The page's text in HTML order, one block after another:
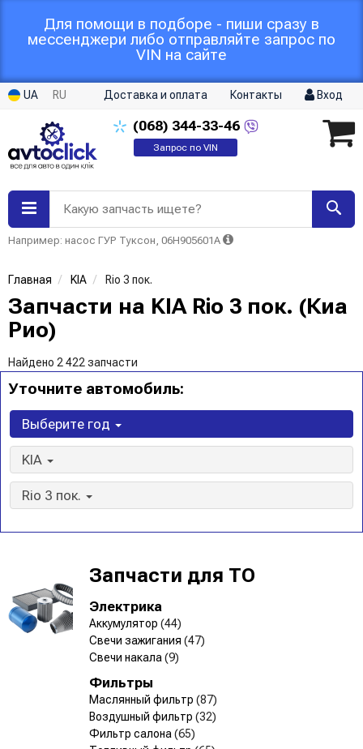
Для помощи в подборе - пиши сразу в
мессенджери либо отправляйте запрос по
VIN на сайте
UA RU Доставка и оплата Контакты Вход
(068) 344-33-46
Запрос по VIN
Какую запчасть ищете?
Например: насос ГУР Туксон, 06H905601A
Главная KIA Rio 3 пок.
Запчасти на KIA Rio 3 пок. (Киа
Рио)
Найдено 2 422 запчасти
Уточните автомобиль:
Выберите год
KIA
Rio 3 пок.
Запчасти для ТО
Электрика
Аккумулятор (44)
Свечи зажигания (47)
Свечи накала (9)
Фильтры
Маслянный фильтр (87)
Воздушный фильтр (32)
Фильтр салона (65)